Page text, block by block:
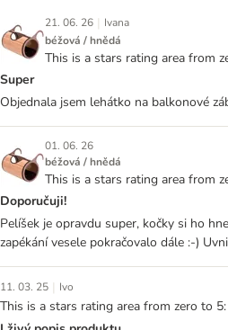
21. 06. 26 | Ivana
béžová / hnědá
This is a stars rating area from
Super
Objednala jsem lehátko na balkonové
01. 06. 26
béžová / hnědá
This is a stars rating area from
Doporučuji!
Pelíšek je opravdu super, kočky si ho
zapékání vesele pokračovalo dále :-)
11. 03. 25 | Ivo
This is a stars rating area from zero to